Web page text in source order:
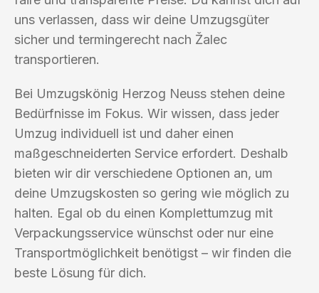
uns verlassen, dass wir deine Umzugsgüter
sicher und termingerecht nach Žalec
transportieren.
Bei Umzugskönig Herzog Neuss stehen deine
Bedürfnisse im Fokus. Wir wissen, dass jeder
Umzug individuell ist und daher einen
maßgeschneiderten Service erfordert. Deshalb
bieten wir dir verschiedene Optionen an, um
deine Umzugskosten so gering wie möglich zu
halten. Egal ob du einen Komplettumzug mit
Verpackungsservice wünschst oder nur eine
Transportmöglichkeit benötigst – wir finden die
beste Lösung für dich.